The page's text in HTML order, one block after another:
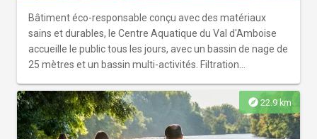
Bâtiment éco-responsable conçu avec des matériaux
sains et durables, le Centre Aquatique du Val d'Amboise
accueille le public tous les jours, avec un bassin de nage de
25 mètres et un bassin multi-activités. Filtration
de bain obligatoire. Activités aquafitness proposées :
Aquagym, Aquabike, Aquajump, Aquatraining.
explore 22.9 km